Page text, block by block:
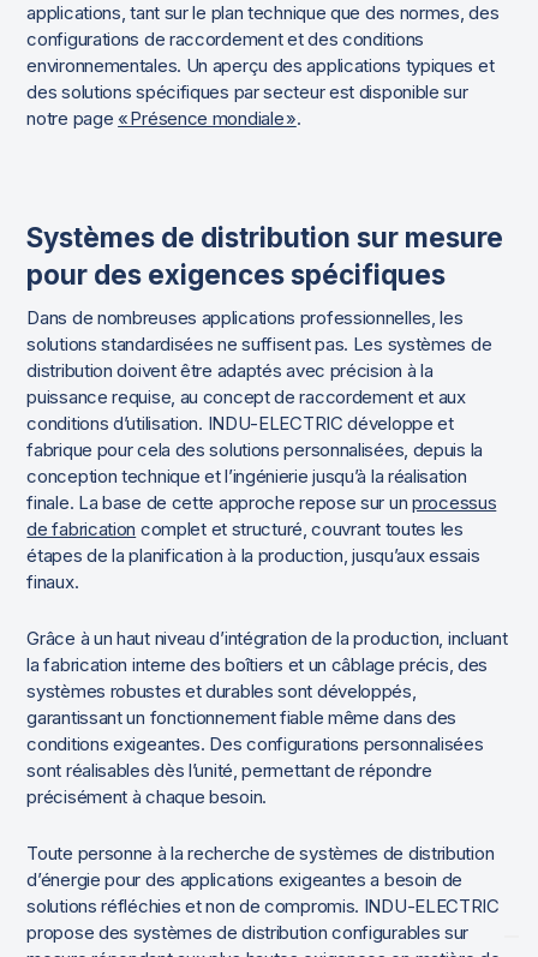
applications, tant sur le plan technique que des normes, des
configurations de raccordement et des conditions
environnementales. Un aperçu des applications typiques et
des solutions spécifiques par secteur est disponible sur
notre page « Présence mondiale ».
Systèmes de distribution sur mesure
pour des exigences spécifiques
Dans de nombreuses applications professionnelles, les
solutions standardisées ne suffisent pas. Les systèmes de
distribution doivent être adaptés avec précision à la
puissance requise, au concept de raccordement et aux
conditions d’utilisation. INDU-ELECTRIC développe et
fabrique pour cela des solutions personnalisées, depuis la
conception technique et l’ingénierie jusqu’à la réalisation
finale. La base de cette approche repose sur un processus
de fabrication complet et structuré, couvrant toutes les
étapes de la planification à la production, jusqu’aux essais
finaux.
Grâce à un haut niveau d’intégration de la production, incluant
la fabrication interne des boîtiers et un câblage précis, des
systèmes robustes et durables sont développés,
garantissant un fonctionnement fiable même dans des
conditions exigeantes. Des configurations personnalisées
sont réalisables dès l’unité, permettant de répondre
précisément à chaque besoin.
Toute personne à la recherche de systèmes de distribution
d’énergie pour des applications exigeantes a besoin de
solutions réfléchies et non de compromis. INDU-ELECTRIC
propose des systèmes de distribution configurables sur